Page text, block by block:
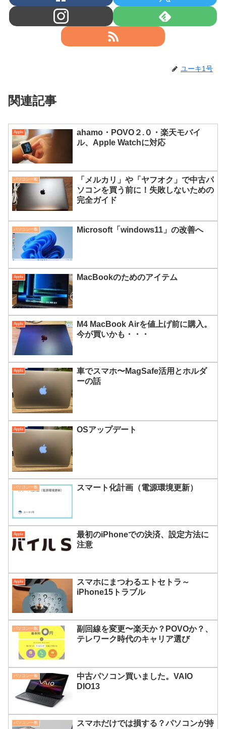
ユーキ1号
関連記事
Apple
ahamo・POVO２.０・楽天モバイ
ル、Apple Watchに対応
パソコン一般
「メルカリ」や「ヤフオク」で中古パ
ソコンを買う前に！失敗しないための
完全ガイド
パソコン一般 Microsoft「windows11」の改善へ
Apple MacBookのためのアイテム
Apple
M4 MacBook Airを値上げ前に購入。
今が買いかも・・・
Apple
車でスマホ〜MagSafe活用とホルダ
ーの話
Apple OSアップデート
パソコン一般 スマート化計画（電源環境更新）
Apple
最初のiPhoneでの決済、設定方法に
注意
Apple
スマホにまつわるエトセトラ～
iPhone15トラブル
パソコン一般
副回線を変更〜楽天か？POVOか？、
テレワーク時代のキャリア選び
パソコン一般
中古パソコン買いました。VAIO
DIO13
パソコン一般 スマホだけでは損する？パソコンが持